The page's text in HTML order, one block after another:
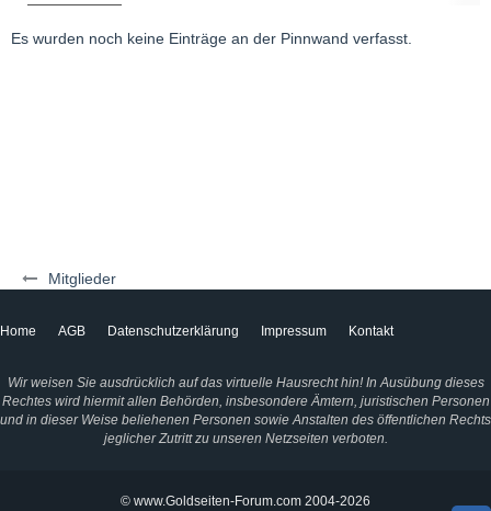
Mitglieder
Es wurden noch keine Einträge an der Pinnwand verfasst.
Home AGB Datenschutzerklärung Impressum Kontakt
Wir weisen Sie ausdrücklich auf das virtuelle Hausrecht hin! In Ausübung dieses
Rechtes wird hiermit allen Behörden, insbesondere Ämtern, juristischen Personen
und in dieser Weise beliehenen Personen sowie Anstalten des öffentlichen Rechts
jeglicher Zutritt zu unseren Netzseiten verboten.
© www.Goldseiten-Forum.com 2004-2026